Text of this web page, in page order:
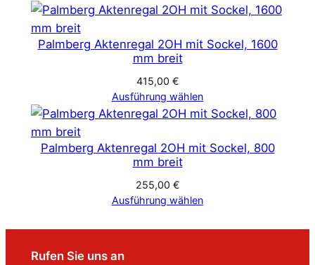
Palmberg Aktenregal 2OH mit Sockel, 1600
mm breit
415,00 €
Ausführung wählen
Palmberg Aktenregal 2OH mit Sockel, 800
mm breit
255,00 €
Ausführung wählen
Rufen Sie uns an